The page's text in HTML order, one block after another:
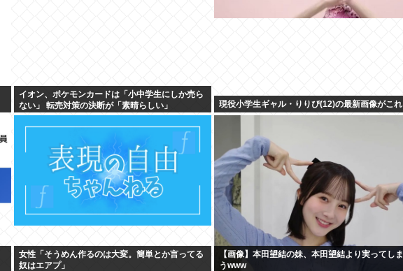
イオン、ポケモンカードは「小中学生にしか売ら
ない」 転売対策の決断が「素晴らしい」
現役小学生ギャル・りりぴ(12)の最新画像がこれ
女性「そうめん作るのは大変。簡単とか言ってる
奴はエアプ」
【画像】本田望結の妹、本田望結より実ってしま
うwww